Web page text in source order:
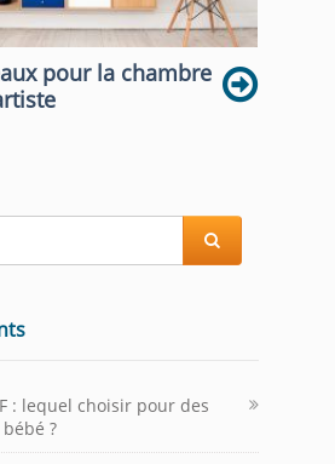
pour la chambre

: lequel choisir pour des
?